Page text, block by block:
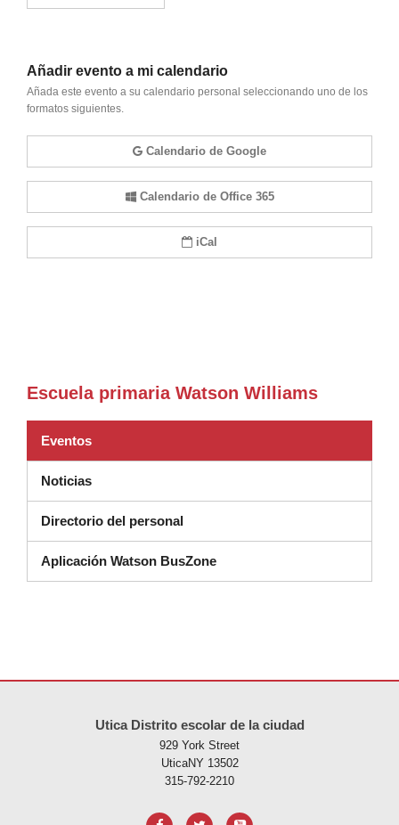
Añadir evento a mi calendario
Añada este evento a su calendario personal seleccionando uno de los
formatos siguientes.
Calendario de Google
Calendario de Office 365
iCal
Escuela primaria Watson Williams
Eventos
Noticias
Directorio del personal
Aplicación Watson BusZone
Utica Distrito escolar de la ciudad
929 York Street
UticaNY 13502
315-792-2210